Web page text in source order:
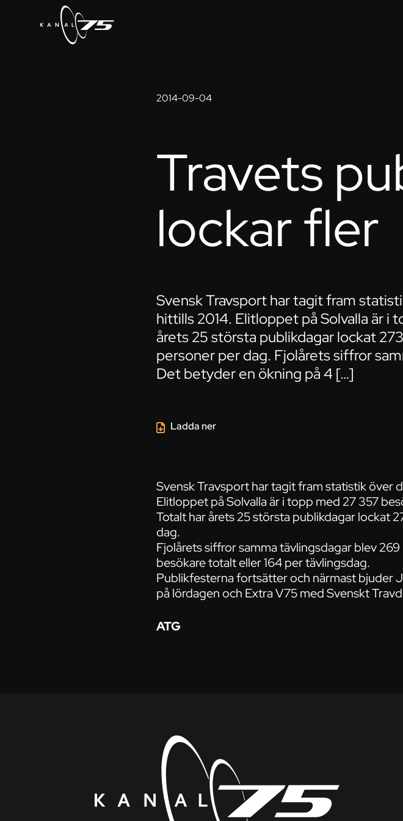
2014-09-04
Travets
lockar fler
Svensk Travsport har tagit fram
hittills 2014. Elitloppet på Solvalla är i
årets 25 största publikdagar lockat
personer per dag. Fjolårets siffror
Det betyder en ökning på 4 […]
Svensk Travsport har tagit fram statistik över
Elitloppet på Solvalla är i topp med 27 357
Totalt har årets 25 största publikdagar lockat
dag.
Fjolårets siffror samma tävlingsdagar blev
besökare totalt eller 164 per tävlingsdag.
Publikfesterna fortsätter och närmast bjuder
på lördagen och Extra V75 med Svenskt
Ladda ner
ATG